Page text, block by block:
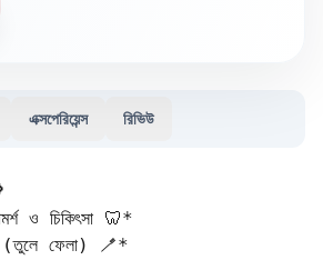
এক্সপেরিয়েন্স রিভিউ
ও চিকিৎসা 🦷*
(তুলে ফেলা) 🪥*